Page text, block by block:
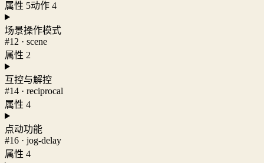
属性 5动作 4
场景操作模式
#12 · scene
属性 2
互控与解控
#14 · reciprocal
属性 4
点动功能
#16 · jog-delay
属性 4